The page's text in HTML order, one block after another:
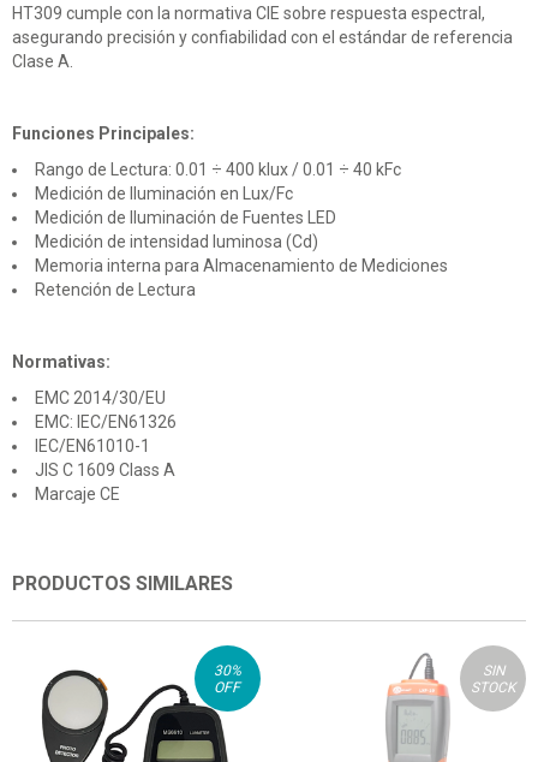
HT309 cumple con la normativa CIE sobre respuesta espectral,
asegurando precisión y confiabilidad con el estándar de referencia
Clase A.
Funciones Principales:
Rango de Lectura: 0.01 ÷ 400 klux / 0.01 ÷ 40 kFc
Medición de Iluminación en Lux/Fc
Medición de Iluminación de Fuentes LED
Medición de intensidad luminosa (Cd)
Memoria interna para Almacenamiento de Mediciones
Retención de Lectura
Normativas:
EMC 2014/30/EU
EMC: IEC/EN61326
IEC/EN61010-1
JIS C 1609 Class A
Marcaje CE
PRODUCTOS SIMILARES
30%
OFF
SIN
STOCK